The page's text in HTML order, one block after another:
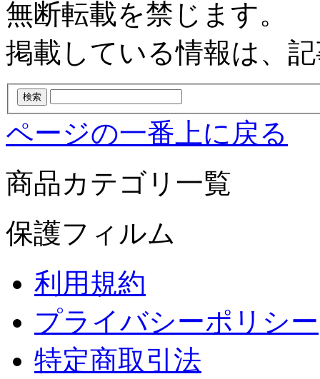
無断転載を禁じます。
掲載している情報は、
ページの一番上に戻る
商品カテゴリ一覧
保護フィルム
利用規約
プライバシーポリシー
特定商取引法